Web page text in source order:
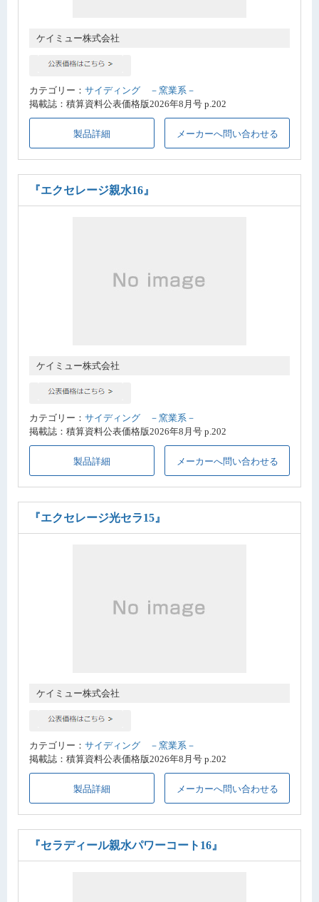
ケイミュー株式会社
カテゴリー： サイディング －窯業系－
掲載誌：積算資料公表価格版2026年8月号 p.202
製品詳細 メーカーへ問い合わせる
『エクセレージ親水16』
ケイミュー株式会社
カテゴリー： サイディング －窯業系－
掲載誌：積算資料公表価格版2026年8月号 p.202
製品詳細 メーカーへ問い合わせる
『エクセレージ光セラ15』
ケイミュー株式会社
カテゴリー： サイディング －窯業系－
掲載誌：積算資料公表価格版2026年8月号 p.202
製品詳細 メーカーへ問い合わせる
『セラディール親水パワーコート16』